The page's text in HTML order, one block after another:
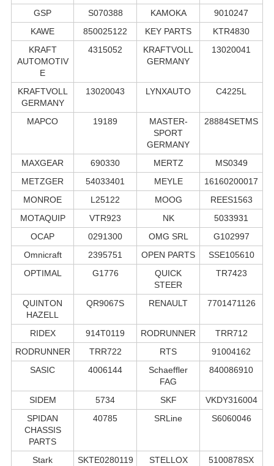
GSP
S070388 KAMOKA
9010247
KAWE
850025122 KEY PARTS
KTR4830
KRAFT
AUTOMOTIV
E
4315052
KRAFTVOLL
GERMANY
13020041
KRAFTVOLL
GERMANY
13020043 LYNXAUTO C4225L
MAPCO 19189
MASTER-
SPORT
GERMANY
28884SETMS
MAXGEAR 690330 MERTZ
MS0349
METZGER
54033401 MEYLE
16160200017
MONROE
L25122 MOOG
REES1563
MOTAQUIP
VTR923 NK
5033931
OCAP
0291300 OMG SRL
G102997
Omnicraft
2395751 OPEN PARTS
SSE105610
OPTIMAL
G1776
QUICK
STEER
TR7423
QUINTON
HAZELL
QR9067S RENAULT 7701471126
RIDEX 914T0119 RODRUNNER
TRR712
RODRUNNER
TRR722 RTS
91004162
SASIC
4006144
Schaeffler
FAG
840086910
SIDEM 5734 SKF
VKDY316004
SPIDAN
CHASSIS
PARTS
40785 SRLine S6060046
Stark SKTE0280119 STELLOX
5100878SX